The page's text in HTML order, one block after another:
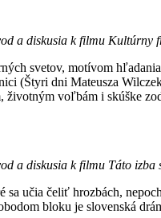
a diskusia k filmu Kultúrny
svetov, motívom
(Štyri dni Mateusza
životným voľbám i skúške
a diskusia k filmu Táto
učia čeliť hrozbách,
bloku je slovenská